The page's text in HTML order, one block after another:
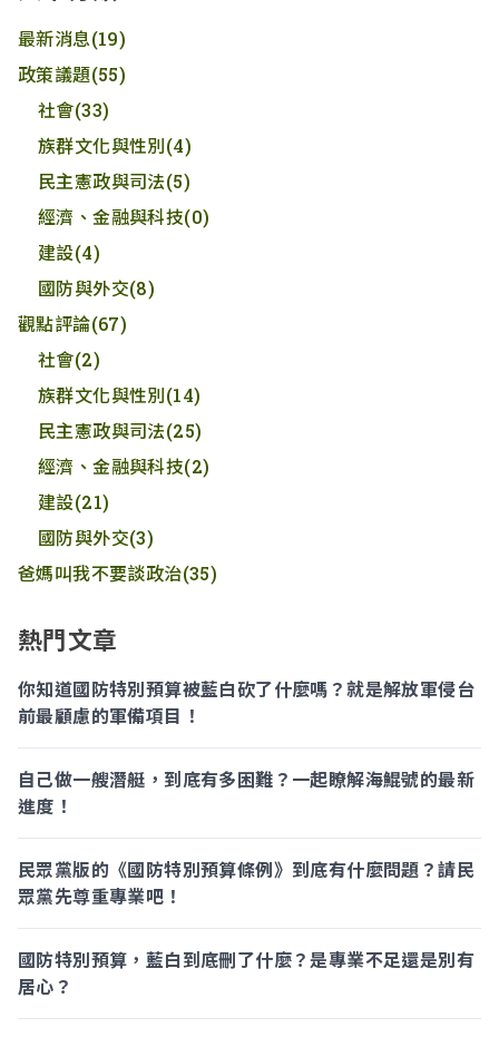
最新消息(19)
政策議題(55)
社會(33)
族群文化與性別(4)
民主憲政與司法(5)
經濟、金融與科技(0)
建設(4)
國防與外交(8)
觀點評論(67)
社會(2)
族群文化與性別(14)
民主憲政與司法(25)
經濟、金融與科技(2)
建設(21)
國防與外交(3)
爸媽叫我不要談政治(35)
熱門文章
你知道國防特別預算被藍白砍了什麼嗎？就是解放軍侵台
前最顧慮的軍備項目！
自己做一艘潛艇，到底有多困難？一起瞭解海鯤號的最新
進度！
民眾黨版的《國防特別預算條例》到底有什麼問題？請民
眾黨先尊重專業吧！
國防特別預算，藍白到底刪了什麼？是專業不足還是別有
居心？